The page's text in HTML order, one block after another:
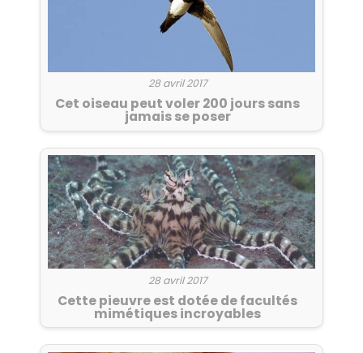
28 avril 2017
Cet oiseau peut voler 200 jours sans
jamais se poser
28 avril 2017
Cette pieuvre est dotée de facultés
mimétiques incroyables